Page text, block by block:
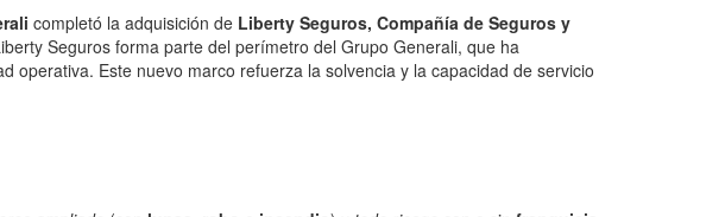
completó la adquisición de Liberty Seguros, Compañía de Seguros y
Seguros forma parte del perímetro del Grupo Generali, que ha
Este nuevo marco refuerza la solvencia y la capacidad de servicio